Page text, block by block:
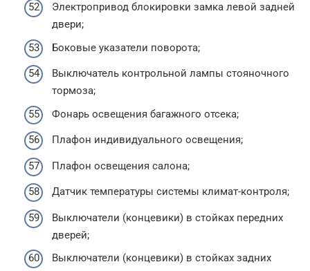
Электропривод блокировки замка левой задней
двери;
Боковые указатели поворота;
Выключатель контрольной лампы стояночного
тормоза;
Фонарь освещения багажного отсека;
Плафон индивидуального освещения;
Плафон освещения салона;
Датчик температуры системы климат-контроля;
Выключатели (концевики) в стойках передних
дверей;
Выключатели (концевики) в стойках задних